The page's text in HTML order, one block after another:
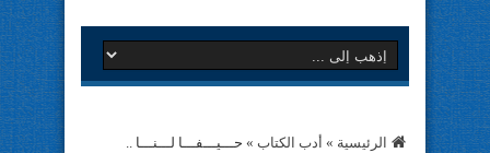
الرئيسية » أدب الكتاب » حـــيـــفـــا لـــنـــا ..